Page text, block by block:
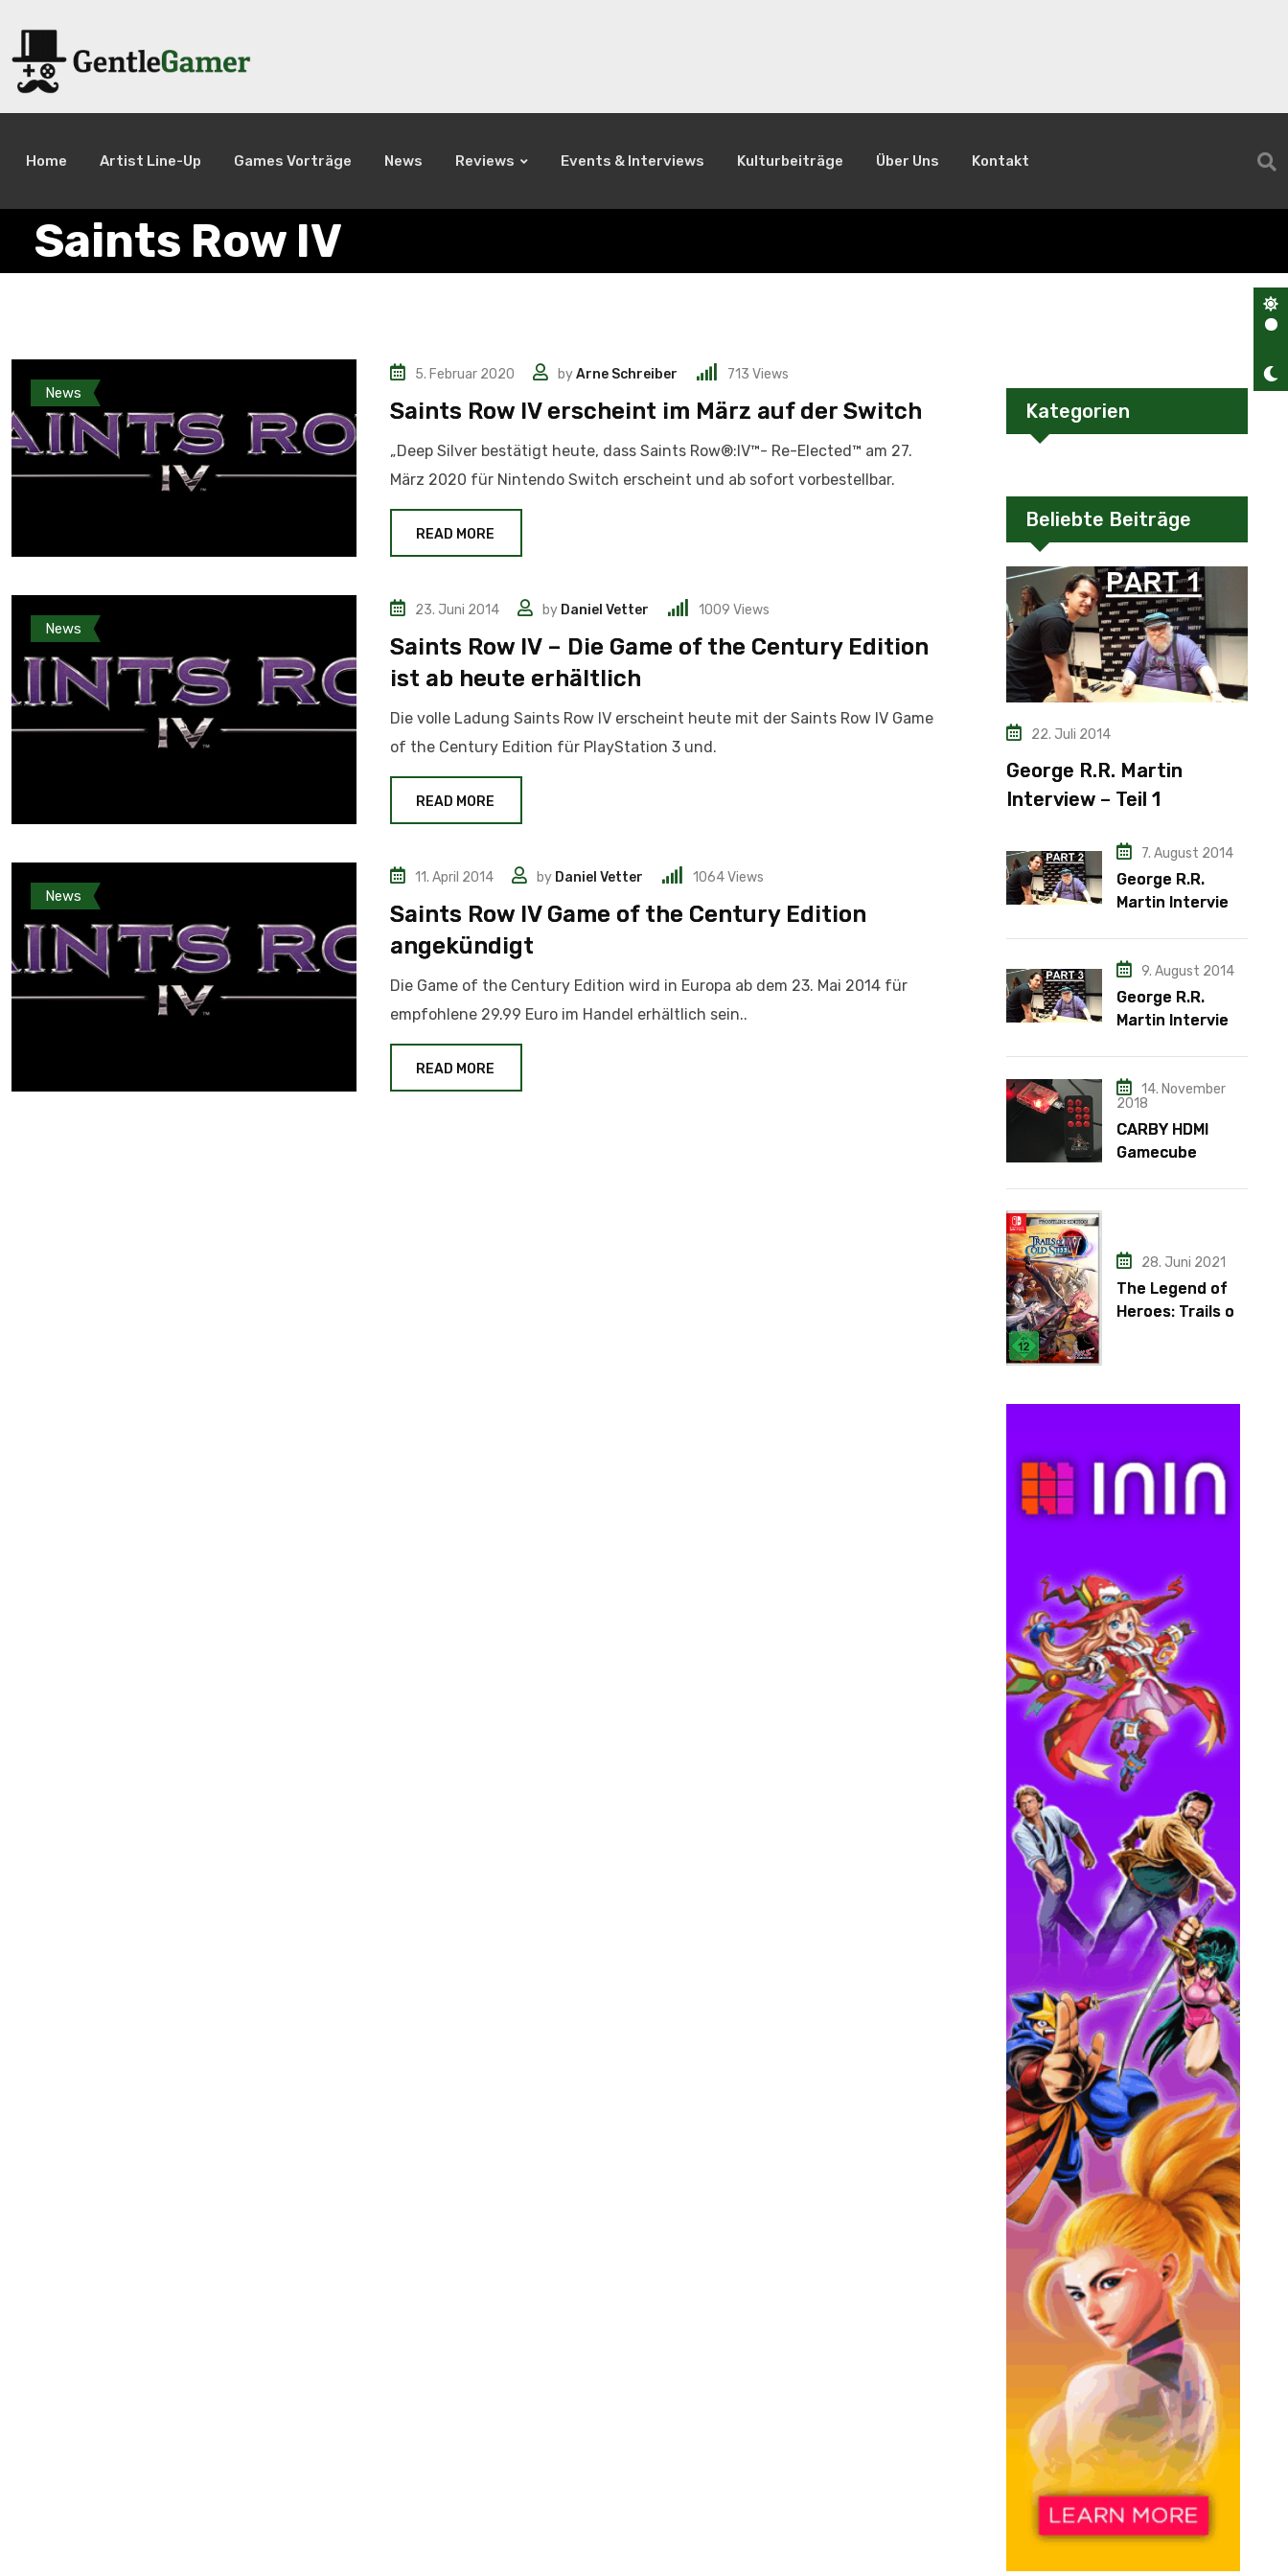
Home Artist Line-Up Games Vorträge News Reviews Events & Interviews Kulturbeiträge Über Uns Kontakt
Saints Row IV
News
5. Februar 2020 byArne Schreiber 713 Views
Saints Row IV erscheint im März auf der Switch
„Deep Silver bestätigt heute, dass Saints Row®:IV™- Re-Elected™ am 27.
März 2020 für Nintendo Switch erscheint und ab sofort vorbestellbar.
READ MORE
News
23. Juni 2014 by Daniel Vetter 1009 Views
Saints Row IV – Die Game of the Century Edition
ist ab heute erhältlich
Die volle Ladung Saints Row IV erscheint heute mit der Saints Row IV Game
of the Century Edition für PlayStation 3 und.
READ MORE
News
11. April 2014 by Daniel Vetter 1064Views
Saints Row IV Game of the Century Edition
angekündigt
Die Game of the Century Edition wird in Europa ab dem 23. Mai 2014 für
empfohlene 29.99 Euro im Handel erhältlich sein..
READ MORE
Kategorien
Beliebte Beiträge
22. Juli 2014
George R.R. Martin
Interview – Teil 1
7. August 2014
George R.R.
Martin Interview
9. August 2014
George R.R.
Martin Interview
14. November
2018
CARBY HDMI
Gamecube
28. Juni 2021
The Legend of
Heroes: Trails of